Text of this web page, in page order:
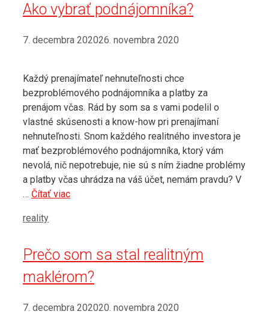
Ako vybrať podnájomníka?
7. decembra 202026. novembra 2020
Každý prenajímateľ nehnuteľnosti chce
bezproblémového podnájomníka a platby za
prenájom včas. Rád by som sa s vami podelil o
vlastné skúsenosti a know-how pri prenajímaní
nehnuteľnosti. Snom každého realitného investora je
mať bezproblémového podnájomníka, ktorý vám
nevolá, nič nepotrebuje, nie sú s ním žiadne problémy
a platby včas uhrádza na váš účet, nemám pravdu? V
… Čítať viac
Kategórie
reality
Prečo som sa stal realitným
maklérom?
7. decembra 202020. novembra 2020